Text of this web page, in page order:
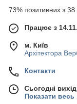
73% позитивних з 38
Працює з
м. Київ
Архітектора
Контакти
Сьогодні
Показати весь